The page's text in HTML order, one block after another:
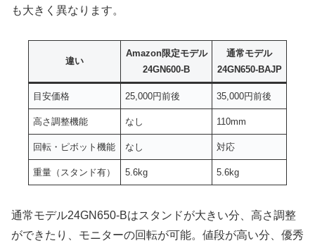
も大きく異なります。
違い
Amazon限定モデル
24GN600-B
通常モデル
24GN650-BAJP
目安価格 25,000円前後 35,000円前後
高さ調整機能 なし 110mm
回転・ピボット機能 なし 対応
重量（スタンド有） 5.6kg 5.6kg
通常モデル24GN650-Bはスタンドが大きい分、高さ調整
ができたり、モニターの回転が可能。値段が高い分、優秀